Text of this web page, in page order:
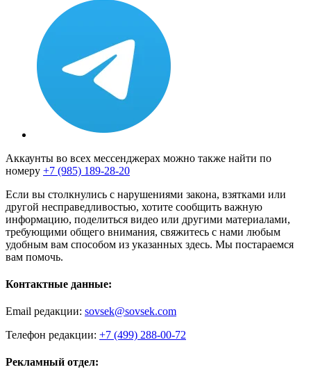
Аккаунты во всех мессенджерах можно также найти по
номеру +7 (985) 189-28-20
Если вы столкнулись с нарушениями закона, взятками или
другой несправедливостью, хотите сообщить важную
информацию, поделиться видео или другими материалами,
требующими общего внимания, свяжитесь с нами любым
удобным вам способом из указанных здесь. Мы постараемся
вам помочь.
Контактные данные:
Email редакции: sovsek@sovsek.com
Телефон редакции: +7 (499) 288-00-72
Рекламный отдел: